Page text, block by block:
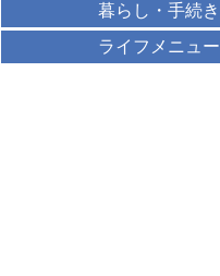
暮らし・手続き
ライフメニュー